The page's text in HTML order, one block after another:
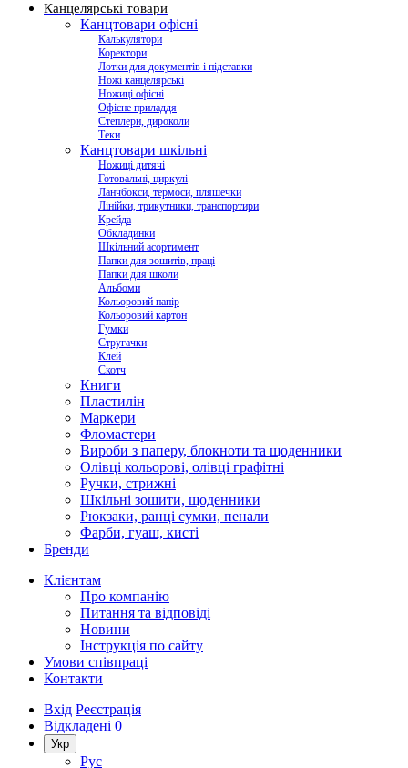
Канцелярські товари
Канцтовари офісні
Калькулятори
Коректори
Лотки для документів і підставки
Ножі канцелярські
Ножиці офісні
Офісне приладдя
Степлери, дироколи
Теки
Канцтовари шкільні
Ножиці дитячі
Готовальні, циркулі
Ланчбокси, термоси, пляшечки
Лінійки, трикутники, транспортири
Крейда
Обкладинки
Шкільний асортимент
Папки для зошитів, праці
Папки для школи
Альбоми
Кольоровий папір
Кольоровий картон
Гумки
Стругачки
Клей
Скотч
Книги
Пластилін
Маркери
Фломастери
Вироби з паперу, блокноти та щоденники
Олівці кольорові, олівці графітні
Ручки, стрижні
Шкільні зошити, щоденники
Рюкзаки, ранці сумки, пенали
Фарби, гуаш, кисті
Бренди
Клієнтам
Про компанію
Питання та відповіді
Новини
Інструкція по сайту
Умови співпраці
Контакти
Вхід Реєстрація
Відкладені 0
Укр
Рус